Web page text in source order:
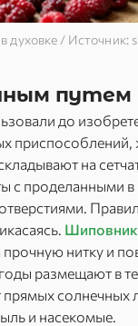
духовке / Источник:
путем
до
приспособлений,
на
с проделанными в
Шиповник
нитку и
размещают в
прямых солнечных
и насекомые.